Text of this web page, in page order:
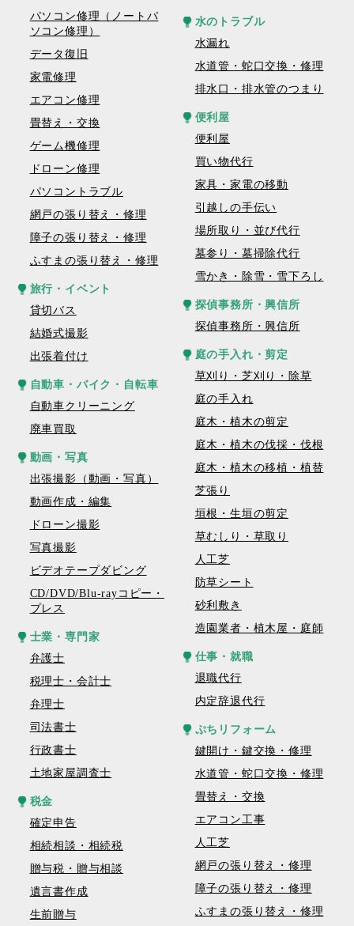
パソコン修理（ノートパ
ソコン修理）
データ復旧
家電修理
エアコン修理
畳替え・交換
ゲーム機修理
ドローン修理
パソコントラブル
網戸の張り替え・修理
障子の張り替え・修理
ふすまの張り替え・修理
旅行・イベント
貸切バス
結婚式撮影
出張着付け
自動車・バイク・自転車
自動車クリーニング
廃車買取
動画・写真
出張撮影（動画・写真）
動画作成・編集
ドローン撮影
写真撮影
ビデオテープダビング
CD/DVD/Blu-rayコピー・
プレス
士業・専門家
弁護士
税理士・会計士
弁理士
司法書士
行政書士
土地家屋調査士
税金
確定申告
相続相談・相続税
贈与税・贈与相談
遺言書作成
生前贈与
水のトラブル
水漏れ
水道管・蛇口交換・修理
排水口・排水管のつまり
便利屋
便利屋
買い物代行
家具・家電の移動
引越しの手伝い
場所取り・並び代行
墓参り・墓掃除代行
雪かき・除雪・雪下ろし
探偵事務所・興信所
探偵事務所・興信所
庭の手入れ・剪定
草刈り・芝刈り・除草
庭の手入れ
庭木・植木の剪定
庭木・植木の伐採・伐根
庭木・植木の移植・植替
芝張り
垣根・生垣の剪定
草むしり・草取り
人工芝
防草シート
砂利敷き
造園業者・植木屋・庭師
仕事・就職
退職代行
内定辞退代行
ぷちリフォーム
鍵開け・鍵交換・修理
水道管・蛇口交換・修理
畳替え・交換
エアコン工事
人工芝
網戸の張り替え・修理
障子の張り替え・修理
ふすまの張り替え・修理